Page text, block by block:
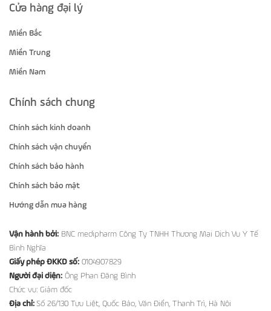
Cửa hàng đại lý
Miền Bắc
Miền Trung
Miền Nam
Chính sách chung
Chính sách kinh doanh
Chính sách vận chuyển
Chính sách bảo hành
Chính sách bảo mật
Hướng dẫn mua hàng
Vận hành bởi: BNC medipharm Công Ty TNHH Thương Mại Dịch Vụ Y Tế
Bình Nghĩa
Giấy phép ĐKKD số: 0104907829
Người đại diện: Ông Phan Đăng Bình
Chức vụ: Giám đốc
Địa chỉ: Số 26/130 Tựu Liệt, Quốc Bảo, Văn Điển, Thanh Trì, Hà Nội